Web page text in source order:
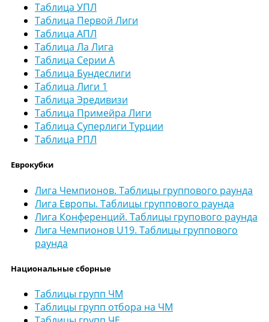
Таблица УПЛ
Таблица Первой Лиги
Таблица АПЛ
Таблица Ла Лига
Таблица Серии А
Таблица Бундеслиги
Таблица Лиги 1
Таблица Эредивизи
Таблица Примейра Лиги
Таблица Суперлиги Турции
Таблица РПЛ
Еврокубки
Лига Чемпионов. Таблицы группового раунда
Лига Европы. Таблицы группового раунда
Лига Конференций. Таблицы групового раунда
Лига Чемпионов U19. Таблицы группового
раунда
Национальные сборные
Таблицы групп ЧМ
Таблицы групп отбора на ЧМ